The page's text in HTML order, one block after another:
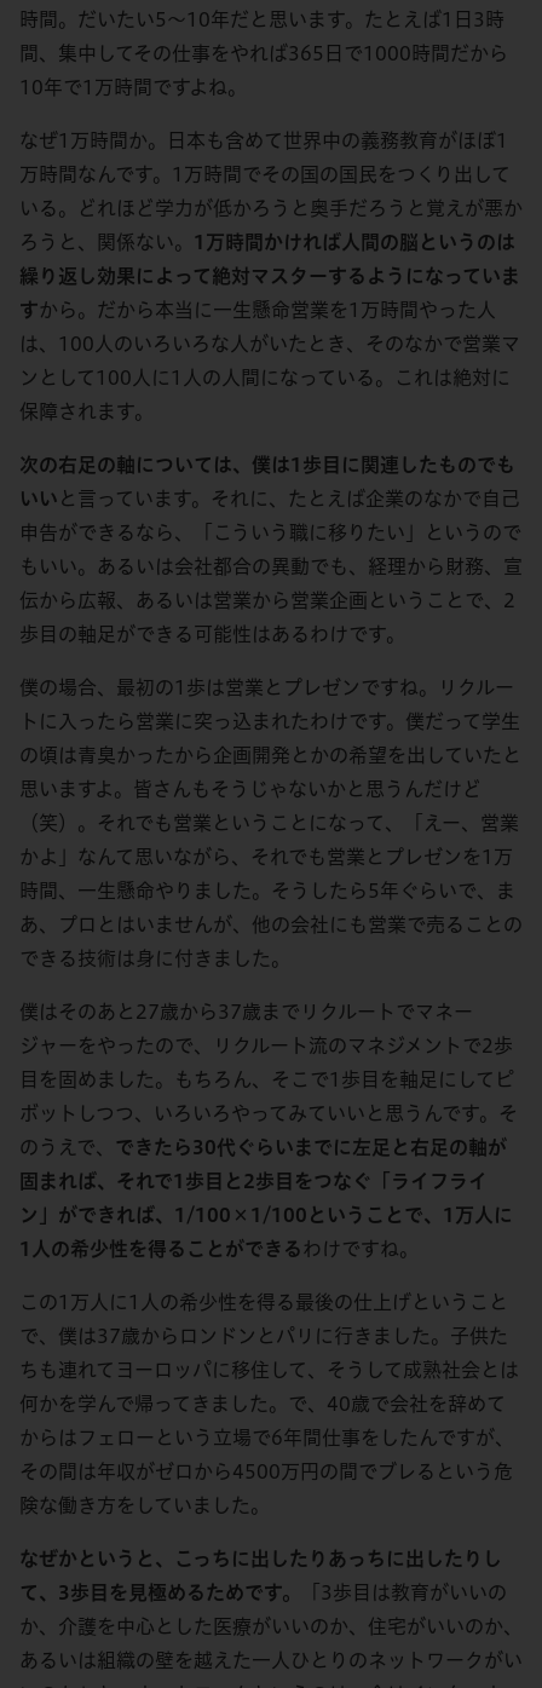
時間。だいたい5～10年だと思います。たとえば1日3時
間、集中してその仕事をやれば365日で1000時間だから
10年で1万時間ですよね。
なぜ1万時間か。日本も含めて世界中の義務教育がほぼ1
万時間なんです。1万時間でその国の国民をつくり出して
いる。どれほど学力が低かろうと奥手だろうと覚えが悪か
ろうと、関係ない。 1万時間かければ人間の脳というのは
繰り返し効果によって絶対マスターするようになっていま
すから。だから本当に一生懸命営業を1万時間やった人
は、100人のいろいろな人がいたとき、そのなかで営業マ
ンとして100人に1人の人間になっている。これは絶対に
保障されます。
次の右足の軸については、僕は1歩目に関連したものでも
いい と言っています。それに、たとえば企業のなかで自己
申告ができるなら、「こういう職に移りたい」というので
もいい。あるいは会社都合の異動でも、経理から財務、宣
伝から広報、あるいは営業から営業企画ということで、2
歩目の軸足ができる可能性はあるわけです。
僕の場合、最初の1歩は営業とプレゼンですね。リクルー
トに入ったら営業に突っ込まれたわけです。僕だって学生
の頃は青臭かったから企画開発とかの希望を出していたと
思いますよ。皆さんもそうじゃないかと思うんだけど
（笑）。それでも営業ということになって、「えー、営業
かよ」なんて思いながら、それでも営業とプレゼンを1万
時間、一生懸命やりました。そうしたら5年ぐらいで、ま
あ、プロとはいませんが、他の会社にも営業で売ることの
できる技術は身に付きました。
僕はそのあと27歳から37歳までリクルートでマネー
ジャーをやったので、リクルート流のマネジメントで2歩
目を固めました。もちろん、そこで1歩目を軸足にしてピ
ボットしつつ、いろいろやってみていいと思うんです。そ
のうえで、
できたら30代ぐらいまでに左足と右足の軸が
固まれば、それで1歩目と2歩目をつなぐ「ライフライ
ン」ができれば、1/100×1/100ということで、1万人に
1人の希少性を得ることができるわけですね。
この1万人に1人の希少性を得る最後の仕上げということ
で、僕は37歳からロンドンとパリに行きました。子供た
ちも連れてヨーロッパに移住して、そうして成熟社会とは
何かを学んで帰ってきました。で、40歳で会社を辞めて
からはフェローという立場で6年間仕事をしたんですが、
その間は年収がゼロから4500万円の間でブレるという危
険な働き方をしていました。
なぜかというと、こっちに出したりあっちに出したりし
て、3歩目を見極めるためです。
「3歩目は教育がいいの
か、介護を中心とした医療がいいのか、住宅がいいのか、
あるいは組織の壁を越えた一人ひとりのネットワークがい